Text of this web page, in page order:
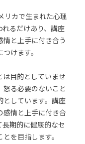
リカで生まれた心理
れるだけあり、講座
と上手に付き合う
けます。
目的としていませ
る必要のないこと
としています。講座
感情と上手に付き合
期的に健康的なセ
を目指します。